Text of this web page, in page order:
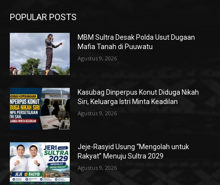
POPULAR POSTS
MBM Sultra Desak Polda Usut Dugaan
Mafia Tanah di Puuwatu
Agustus 9, 2026
Kasubag Dinperpus Konut Diduga Nikah
Siri, Keluarga Istri Minta Keadilan
Agustus 9, 2026
Jeje-Rasyid Usung “Mengolah untuk
Rakyat” Menuju Sultra 2029
Agustus 9, 2026